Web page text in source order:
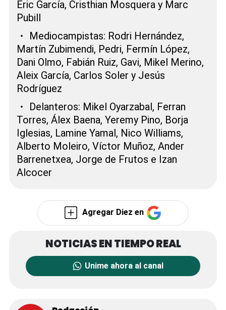
Eric García, Cristhian Mosquera y Marc
Pubill
Mediocampistas: Rodri Hernández,
Martín Zubimendi, Pedri, Fermín López,
Dani Olmo, Fabián Ruiz, Gavi, Mikel Merino,
Aleix García, Carlos Soler y Jesús
Rodríguez
Delanteros: Mikel Oyarzabal, Ferran
Torres, Álex Baena, Yeremy Pino, Borja
Iglesias, Lamine Yamal, Nico Williams,
Alberto Moleiro, Víctor Muñoz, Ander
Barrenetxea, Jorge de Frutos e Izan
Alcocer
Agregar Diez en
Unime ahora al canal